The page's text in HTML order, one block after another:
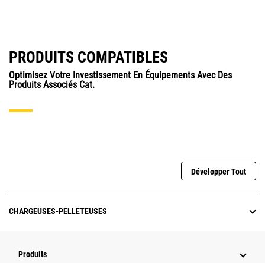
PRODUITS COMPATIBLES
Optimisez Votre Investissement En Équipements Avec Des
Produits Associés Cat.
Développer Tout
CHARGEUSES-PELLETEUSES
Produits